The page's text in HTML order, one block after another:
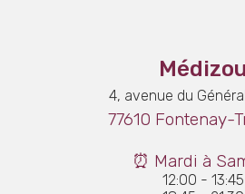
Médizou
4, avenue du
77610 Fontenay-
⏰ Mardi à
12:00 - 13:45